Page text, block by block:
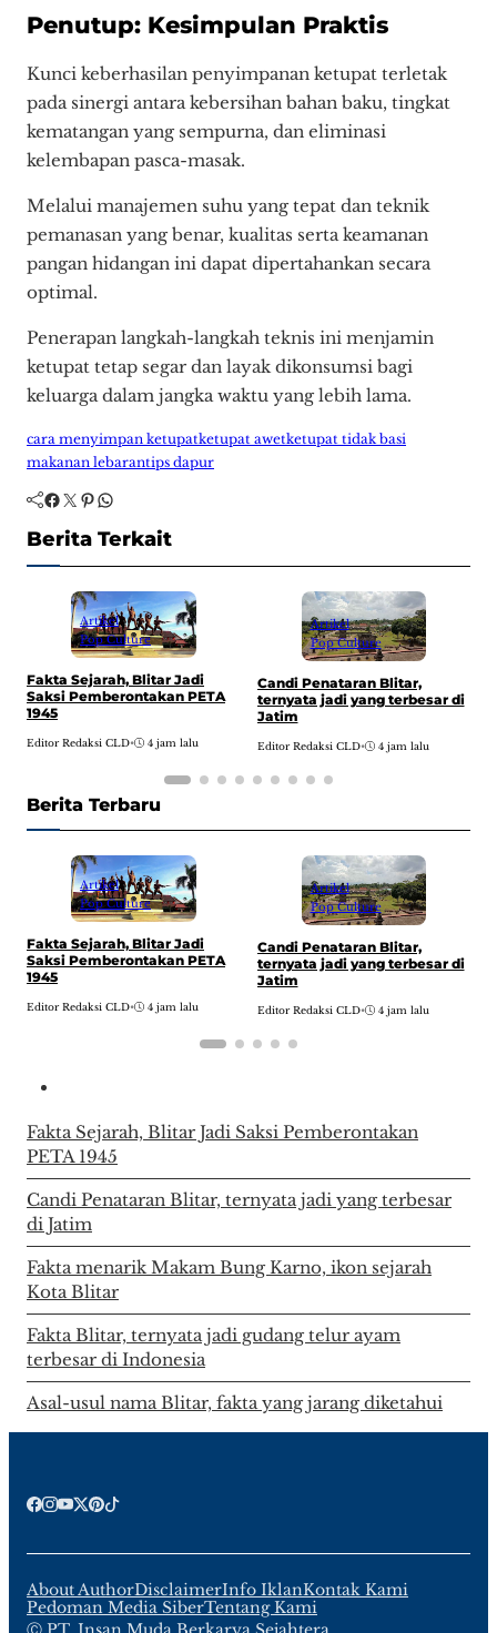
Penutup: Kesimpulan Praktis
Kunci keberhasilan penyimpanan ketupat terletak
pada sinergi antara kebersihan bahan baku, tingkat
kematangan yang sempurna, dan eliminasi
kelembapan pasca-masak.
Melalui manajemen suhu yang tepat dan teknik
pemanasan yang benar, kualitas serta keamanan
pangan hidangan ini dapat dipertahankan secara
optimal.
Penerapan langkah-langkah teknis ini menjamin
ketupat tetap segar dan layak dikonsumsi bagi
keluarga dalam jangka waktu yang lebih lama.
cara menyimpan ketupatketupat awetketupat tidak basi
makanan lebarantips dapur
Facebook Twitter Pinterest WhatsApp
Berita Terkait
Artikel
Pop Culture
Fakta Sejarah, Blitar Jadi
Saksi Pemberontakan PETA
1945
Editor Redaksi CLD• 4 jam lalu
Artikel
Pop Culture
Candi Penataran Blitar,
ternyata jadi yang terbesar di
Jatim
Editor Redaksi CLD• 4 jam lalu
Berita Terbaru
Artikel
Pop Culture
Fakta Sejarah, Blitar Jadi
Saksi Pemberontakan PETA
1945
Editor Redaksi CLD• 4 jam lalu
Artikel
Pop Culture
Candi Penataran Blitar,
ternyata jadi yang terbesar di
Jatim
Editor Redaksi CLD• 4 jam lalu
Fakta Sejarah, Blitar Jadi Saksi Pemberontakan
PETA 1945
Candi Penataran Blitar, ternyata jadi yang terbesar
di Jatim
Fakta menarik Makam Bung Karno, ikon sejarah
Kota Blitar
Fakta Blitar, ternyata jadi gudang telur ayam
terbesar di Indonesia
Asal-usul nama Blitar, fakta yang jarang diketahui
About AuthorDisclaimerInfo IklanKontak Kami
Pedoman Media SiberTentang Kami